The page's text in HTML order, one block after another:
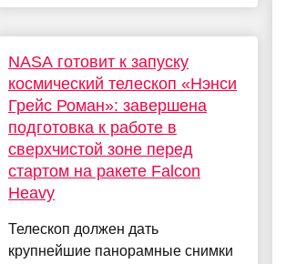
NASA готовит к запуску
космический телескоп «Нэнси
Грейс Роман»: завершена
подготовка к работе в
сверхчистой зоне перед
стартом на ракете Falcon
Heavy
Телескоп должен дать
крупнейшие панорамные снимки